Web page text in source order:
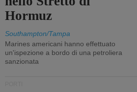
Hormuz
Southampton/Tampa
Marines americani hanno effettuato
un'ispezione a bordo di una petroliera
sanzionata